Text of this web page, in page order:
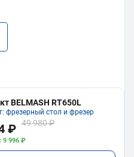
BELMASH RT650L
фрезерный стол и фрезер
₽ 49 980 ₽
9 996 ₽